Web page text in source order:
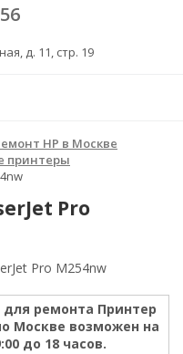
д. 11, стр. 19
HP в Москве
принтеры
Pro
ремонта Принтер
Москве возможен на
до 18 часов.